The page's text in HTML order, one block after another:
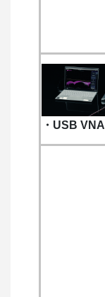
・USB VNA